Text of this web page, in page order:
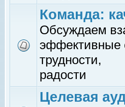
Команда:
Обсуждаем
эффективные
трудности,
радости
Целевая